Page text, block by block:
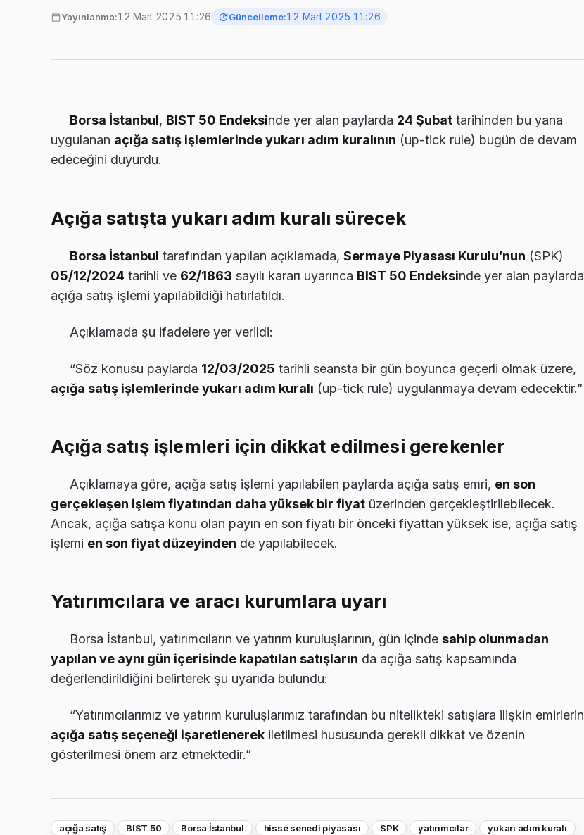
Yayınlanma:12 Mart 2025 11:26 Güncelleme:12 Mart 2025 11:26
Borsa İstanbul, BIST 50 Endeksinde yer alan paylarda 24 Şubat tarihinden bu yana
uygulanan açığa satış işlemlerinde yukarı adım kuralının (up-tick rule) bugün de devam
edeceğini duyurdu.
Açığa satışta yukarı adım kuralı sürecek
Borsa İstanbul tarafından yapılan açıklamada, Sermaye Piyasası Kurulu’nun (SPK)
05/12/2024 tarihli ve 62/1863 sayılı kararı uyarınca BIST 50 Endeksinde yer alan paylarda
açığa satış işlemi yapılabildiği hatırlatıldı.
Açıklamada şu ifadelere yer verildi:
“Söz konusu paylarda 12/03/2025 tarihli seansta bir gün boyunca geçerli olmak üzere,
açığa satış işlemlerinde yukarı adım kuralı (up-tick rule) uygulanmaya devam edecektir.”
Açığa satış işlemleri için dikkat edilmesi gerekenler
Açıklamaya göre, açığa satış işlemi yapılabilen paylarda açığa satış emri, en son
gerçekleşen işlem fiyatından daha yüksek bir fiyat üzerinden gerçekleştirilebilecek.
Ancak, açığa satışa konu olan payın en son fiyatı bir önceki fiyattan yüksek ise, açığa satış
işlemi en son fiyat düzeyinden de yapılabilecek.
Yatırımcılara ve aracı kurumlara uyarı
Borsa İstanbul, yatırımcıların ve yatırım kuruluşlarının, gün içinde sahip olunmadan
yapılan ve aynı gün içerisinde kapatılan satışların da açığa satış kapsamında
değerlendirildiğini belirterek şu uyarıda bulundu:
“Yatırımcılarımız ve yatırım kuruluşlarımız tarafından bu nitelikteki satışlara ilişkin emirlerin
açığa satış seçeneği işaretlenerek iletilmesi hususunda gerekli dikkat ve özenin
gösterilmesi önem arz etmektedir.”
açığa satış BIST 50 Borsa İstanbul hisse senedi piyasası SPK yatırımcılar
yukarı adım kuralı